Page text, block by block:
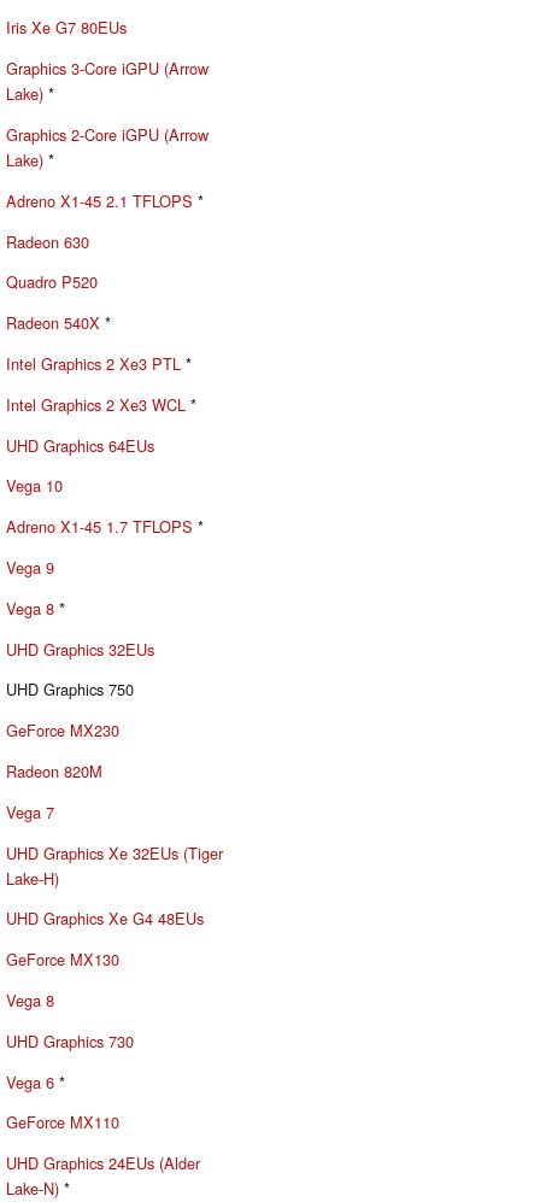
Iris Xe G7 80EUs
Graphics 3-Core iGPU (Arrow
Lake) *
Graphics 2-Core iGPU (Arrow
Lake) *
Adreno X1-45 2.1 TFLOPS *
Radeon 630
Quadro P520
Radeon 540X *
Intel Graphics 2 Xe3 PTL *
Intel Graphics 2 Xe3 WCL *
UHD Graphics 64EUs
Vega 10
Adreno X1-45 1.7 TFLOPS *
Vega 9
Vega 8 *
UHD Graphics 32EUs
UHD Graphics 750
GeForce MX230
Radeon 820M
Vega 7
UHD Graphics Xe 32EUs (Tiger
Lake-H)
UHD Graphics Xe G4 48EUs
GeForce MX130
Vega 8
UHD Graphics 730
Vega 6 *
GeForce MX110
UHD Graphics 24EUs (Alder
Lake-N) *